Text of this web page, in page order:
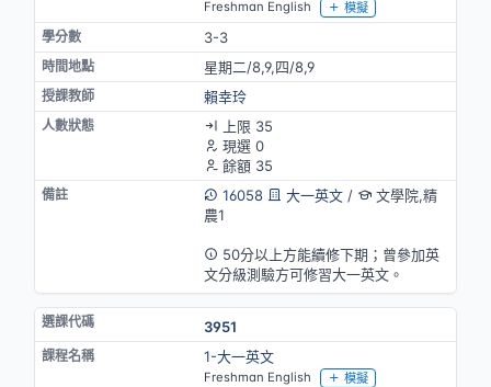
Freshman English 模擬
3-3
星期二/8,9,四/8,9
賴幸玲
上限 35
現選 0
餘額 35
16058
大一英文/
文學院,精
農1
50分以上方能續修下期；曾參加英
文分級測驗方可修習大一英文。
3951
1-大一英文
Freshman English 模擬